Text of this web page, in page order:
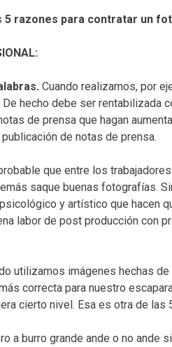
5 razones para contratar un
Cuando realizamos, por
hecho debe ser
de prensa que hagan
de notas de prensa.
que entre los
saque buenas fotografías.
y artístico que hacen
labor de post producción con
utilizamos imágenes hechas
correcta para nuestro
cierto nivel. Esa es otra de
a burro grande ande o no ande